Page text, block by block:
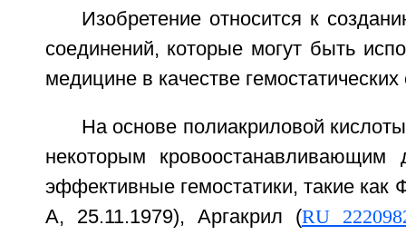
Изобретение относится к
соединений, которые могут быть
медицине в качестве гемостатических
На основе полиакриловой
некоторым кровоостанавливающим
эффективные гемостатики, такие как
А, 25.11.1979), Аргакрил (RU